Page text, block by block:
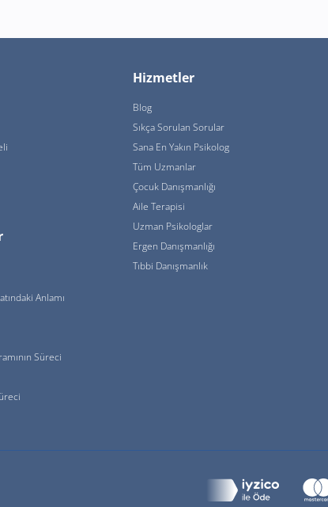
Anlamı
Süreci
Hizmetler
Blog
Sıkça Sorulan Sorular
Sana En Yakın Psikolog
Tüm Uzmanlar
Çocuk Danışmanlığı
Aile Terapisi
Uzman Psikologlar
Ergen Danışmanlığı
Tıbbi Danışmanlık